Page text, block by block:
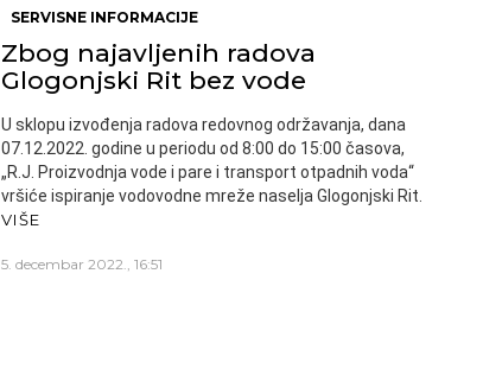
SERVISNE INFORMACIJE
Zbog najavljenih radova
Glogonjski Rit bez vode
U sklopu izvođenja radova redovnog održavanja, dana
07.12.2022. godine u periodu od 8:00 do 15:00 časova,
„R.J. Proizvodnja vode i pare i transport otpadnih voda“
vršiće ispiranje vodovodne mreže naselja Glogonjski Rit.
VIŠE
5. decembar 2022., 16:51